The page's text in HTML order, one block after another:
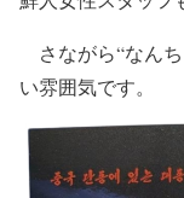
さながら“なん
い雰囲気です。